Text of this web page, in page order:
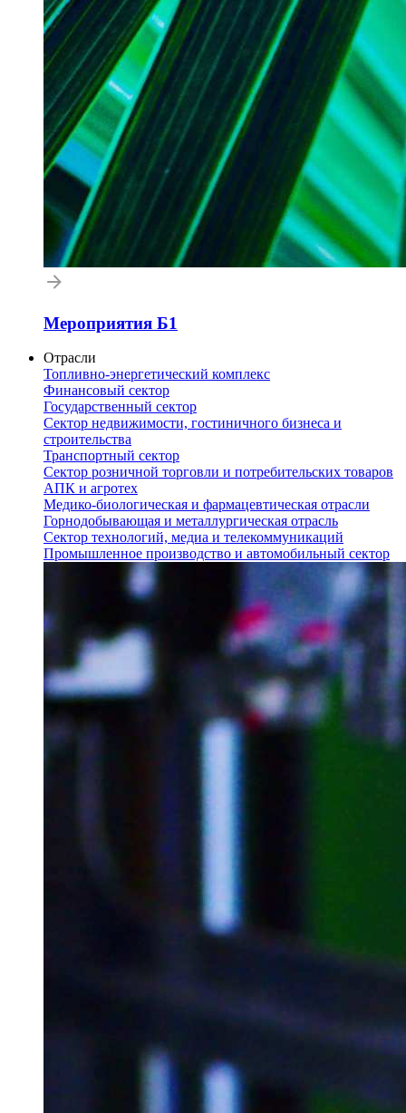
Мероприятия Б1
Отрасли
Топливно-энергетический комплекс
Финансовый сектор
Государственный сектор
Сектор недвижимости, гостиничного бизнеса и
строительства
Транспортный сектор
Сектор розничной торговли и потребительских товаров
АПК и агротех
Медико-биологическая и фармацевтическая отрасли
Горнодобывающая и металлургическая отрасль
Сектор технологий, медиа и телекоммуникаций
Промышленное производство и автомобильный сектор